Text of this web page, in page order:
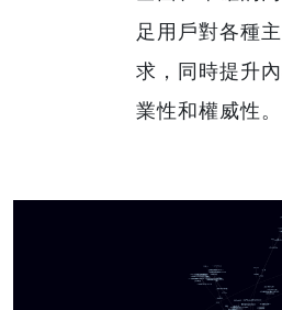
足用戶對各種
求，同時提升
業性和權威性。